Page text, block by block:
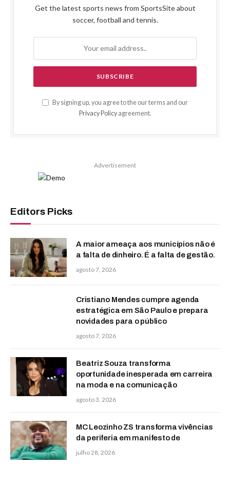
Get the latest sports news from SportsSite about
soccer, football and tennis.
By signing up, you agree to the our terms and our
Privacy Policyagreement.
Advertisement
Editors Picks
A maior ameaça aos municípios não é
a falta de dinheiro. É a falta de gestão.
agosto 7, 2026
Cristiano Mendes cumpre agenda
estratégica em São Paulo e prepara
novidades para o público
agosto 7, 2026
Beatriz Souza transforma
oportunidade inesperada em carreira
na moda e na comunicação
agosto 3, 2026
MC Leozinho ZS transforma vivências
da periferia em manifesto de
julho 28, 2026